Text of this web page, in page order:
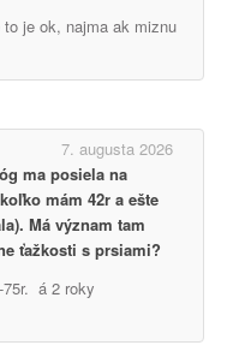
je ok, najma ak miznu
7. augusta 2026
ma posiela na
mám 42r a ešte
Má význam tam
ťažkosti s prsiami?
á 2 roky